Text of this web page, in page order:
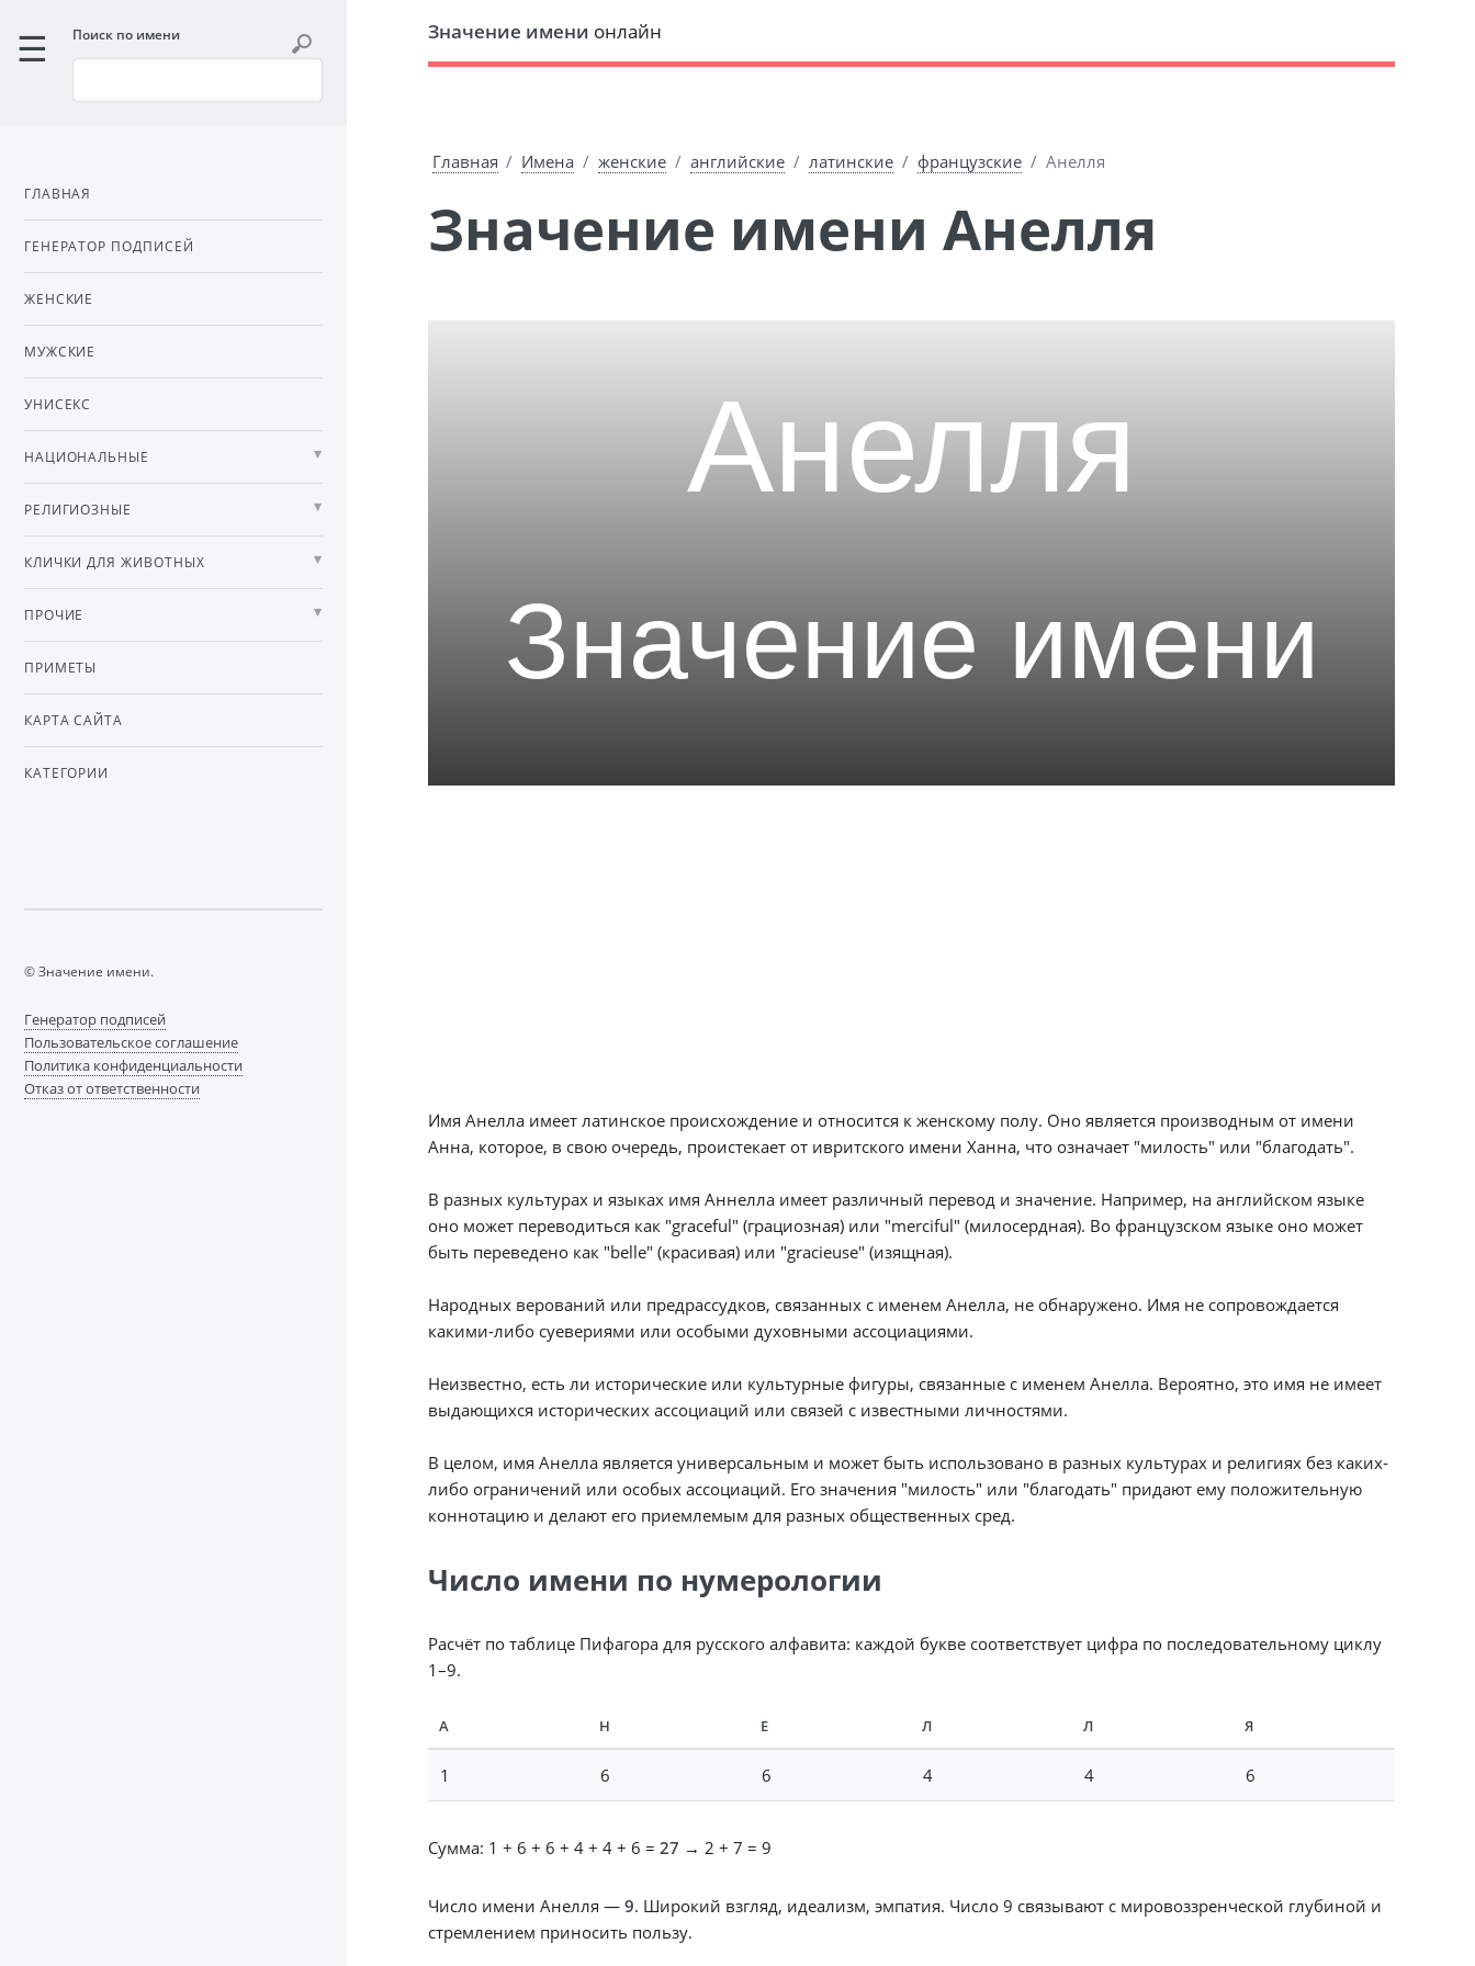
Значение имени онлайн
Главная Имена женские английские латинские французские Анелля
Значение имени Анелля
Имя Анелла имеет латинское происхождение и относится к женскому полу. Оно является производным от имени
Анна, которое, в свою очередь, проистекает от ивритского имени Ханна, что означает "милость" или "благодать".
В разных культурах и языках имя Аннелла имеет различный перевод и значение. Например, на английском языке
оно может переводиться как "graceful" (грациозная) или "merciful" (милосердная). Во французском языке оно может
быть переведено как "belle" (красивая) или "gracieuse" (изящная).
Народных верований или предрассудков, связанных с именем Анелла, не обнаружено. Имя не сопровождается
какими-либо суевериями или особыми духовными ассоциациями.
Неизвестно, есть ли исторические или культурные фигуры, связанные с именем Анелла. Вероятно, это имя не имеет
выдающихся исторических ассоциаций или связей с известными личностями.
В целом, имя Анелла является универсальным и может быть использовано в разных культурах и религиях без каких-
либо ограничений или особых ассоциаций. Его значения "милость" или "благодать" придают ему положительную
коннотацию и делают его приемлемым для разных общественных сред.
Число имени по нумерологии
Расчёт по таблице Пифагора для русского алфавита: каждой букве соответствует цифра по последовательному циклу
1–9.
А Н Е Л Л Я
1 6 6 4 4 6
Сумма: 1 + 6 + 6 + 4 + 4 + 6 = 27 → 2 + 7 = 9
Число имени Анелля — 9. Широкий взгляд, идеализм, эмпатия. Число 9 связывают с мировоззренческой глубиной и
стремлением приносить пользу.
Поиск по имени
ГЛАВНАЯ
ГЕНЕРАТОР ПОДПИСЕЙ
ЖЕНСКИЕ
МУЖСКИЕ
УНИСЕКС
НАЦИОНАЛЬНЫЕ
РЕЛИГИОЗНЫЕ
КЛИЧКИ ДЛЯ ЖИВОТНЫХ
ПРОЧИЕ
ПРИМЕТЫ
КАРТА САЙТА
КАТЕГОРИИ
© Значение имени.
Генератор подписей
Пользовательское соглашение
Политика конфиденциальности
Отказ от ответственности